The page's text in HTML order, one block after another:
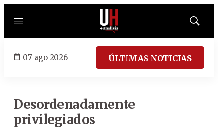
Menú
Mostrar
07 ago 2026 ÚLTIMAS NOTICIAS
Desordenadamente
privilegiados